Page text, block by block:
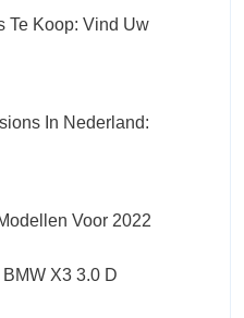
Te Koop: Vind Uw
In Nederland:
Voor 2022
X3 3.0 D